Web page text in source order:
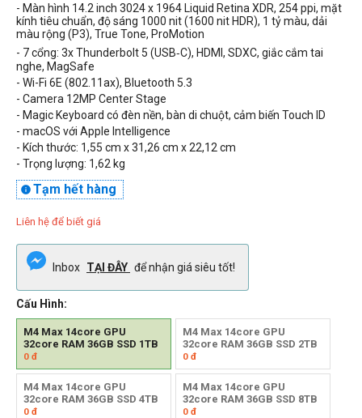
- Màn hình 14.2 inch 3024 x 1964 Liquid Retina XDR, 254 ppi, mặt
kính tiêu chuẩn, độ sáng 1000 nit (1600 nit HDR), 1 tỷ màu, dải
màu rộng (P3), True Tone, ProMotion
- 7 cổng: 3x Thunderbolt 5 (USB‑C), HDMI, SDXC, giắc cắm tai
nghe, MagSafe
- Wi-Fi 6E (802.11ax), Bluetooth 5.3
- Camera 12MP Center Stage
- Magic Keyboard có đèn nền, bàn di chuột, cảm biến Touch ID
- macOS với Apple Intelligence
- Kích thước: 1,55 cm x 31,26 cm x 22,12 cm
- Trọng lượng: 1,62 kg
Tạm hết hàng

Liên hệ để biết giá
Inbox TẠI ĐÂY để nhận giá siêu tốt!
Cấu Hình:
M4 Max 14core GPU
32core RAM 36GB SSD 1TB
0 đ
M4 Max 14core GPU
32core RAM 36GB SSD 2TB
0đ
M4 Max 14core GPU
32core RAM 36GB SSD 4TB
0 đ
M4 Max 14core GPU
32core RAM 36GB SSD 8TB
0đ